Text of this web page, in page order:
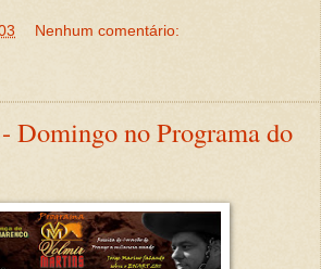
Nenhum comentário:
Domingo no Programa do